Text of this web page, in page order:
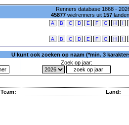
Renners database 1868 -
45877wielrenners uit 157
A B C D E F G H I
A B C D E F G H I
U kunt ook zoeken op naam (*min. 3
Zoek op jaar:
Team: Land: